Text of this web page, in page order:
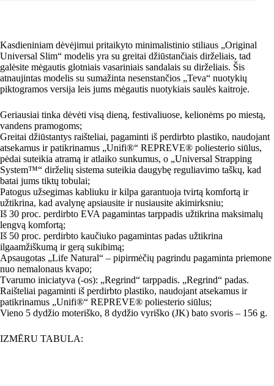
Kasdieniniam dėvėjimui pritaikyto minimalistinio stiliaus „Original
Universal Slim“ modelis yra su greitai džiūstančiais dirželiais, tad
galėsite mėgautis glotniais vasariniais sandalais su dirželiais. Šis
atnaujintas modelis su sumažinta nesenstančios „Teva“ nuotykių
piktogramos versija leis jums mėgautis nuotykiais saulės kaitroje.
Geriausiai tinka dėvėti visą dieną, festivaliuose, kelionėms po miestą,
vandens pramogoms;
Greitai džiūstantys raišteliai, pagaminti iš perdirbto plastiko, naudojant
atsekamus ir patikrinamus „Unifi®“ REPREVE® poliesterio siūlus,
pėdai suteikia atramą ir atlaiko sunkumus, o „Universal Strapping
System™“ dirželių sistema suteikia daugybę reguliavimo taškų, kad
batai jums tiktų tobulai;
Patogus užsegimas kabliuku ir kilpa garantuoja tvirtą komfortą ir
užtikrina, kad avalynę apsiausite ir nusiausite akimirksniu;
Iš 30 proc. perdirbto EVA pagamintas tarppadis užtikrina maksimalų
lengvą komfortą;
Iš 50 proc. perdirbto kaučiuko pagamintas padas užtikrina
ilgaamžiškumą ir gerą sukibimą;
Apsaugotas „Life Natural“ – pipirmėčių pagrindu pagaminta priemone
nuo nemalonaus kvapo;
Tvarumo iniciatyva (-os): „Regrind“ tarppadis. „Regrind“ padas.
Raišteliai pagaminti iš perdirbto plastiko, naudojant atsekamus ir
patikrinamus „Unifi®“ REPREVE® poliesterio siūlus;
Vieno 5 dydžio moteriško, 8 dydžio vyriško (JK) bato svoris – 156 g.
IZMĒRU TABULA: